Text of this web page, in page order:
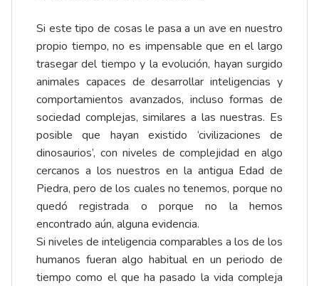
Si este tipo de cosas le pasa a un ave en nuestro
propio tiempo, no es impensable que en el largo
trasegar del tiempo y la evolución, hayan surgido
animales capaces de desarrollar inteligencias y
comportamientos avanzados, incluso formas de
sociedad complejas, similares a las nuestras. Es
posible que hayan existido ‘civilizaciones de
dinosaurios’, con niveles de complejidad en algo
cercanos a los nuestros en la antigua Edad de
Piedra, pero de los cuales no tenemos, porque no
quedó registrada o porque no la hemos
encontrado aún, alguna evidencia.
Si niveles de inteligencia comparables a los de los
humanos fueran algo habitual en un periodo de
tiempo como el que ha pasado la vida compleja